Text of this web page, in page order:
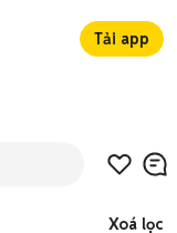
Tải app
Xoá lọc